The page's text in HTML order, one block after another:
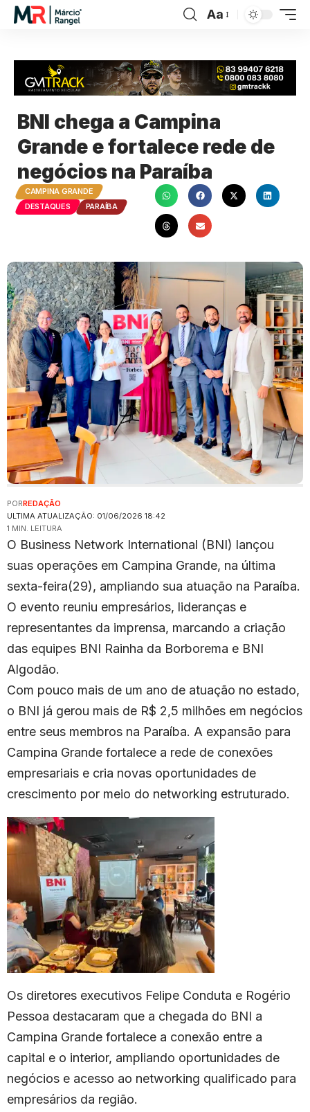
Aa
BNI chega a Campina
Grande e fortalece rede de
negócios na Paraíba
CAMPINA GRANDE
DESTAQUES
PARAÍBA
ULTIMA ATUALIZAÇÃO: 01/06/2026 18:42
PORREDAÇÃO
1 MIN. LEITURA
O Business Network International (BNI) lançou
suas operações em Campina Grande, na última
sexta-feira(29), ampliando sua atuação na Paraíba.
O evento reuniu empresários, lideranças e
representantes da imprensa, marcando a criação
das equipes BNI Rainha da Borborema e BNI
Algodão.
Com pouco mais de um ano de atuação no estado,
o BNI já gerou mais de R$ 2,5 milhões em negócios
entre seus membros na Paraíba. A expansão para
Campina Grande fortalece a rede de conexões
empresariais e cria novas oportunidades de
crescimento por meio do networking estruturado.
Os diretores executivos Felipe Conduta e Rogério
Pessoa destacaram que a chegada do BNI a
Campina Grande fortalece a conexão entre a
capital e o interior, ampliando oportunidades de
negócios e acesso ao networking qualificado para
empresários da região.